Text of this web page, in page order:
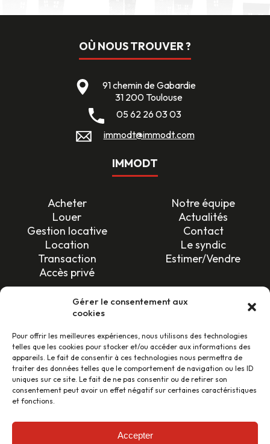
Gérer le consentement aux
cookies
Pour offrir les meilleures expériences, nous utilisons des technologies
telles que les cookies pour stocker et/ou accéder aux informations des
appareils. Le fait de consentir à ces technologies nous permettra de
traiter des données telles que le comportement de navigation ou les ID
uniques sur ce site. Le fait de ne pas consentir ou de retirer son
consentement peut avoir un effet négatif sur certaines caractéristiques
et fonctions.
Accepter
OÙ NOUS TROUVER ?
91 chemin de Gabardie
31 200 Toulouse
05 62 26 03 03
immodt@immodt.com
IMMODT
Acheter
Notre équipe
Louer
Actualités
Gestion locative
Contact
Location
Le syndic
Transaction
Estimer/Vendre
Accès privé
SUIVEZ-NOUS !
LES AVIS CLIENTS